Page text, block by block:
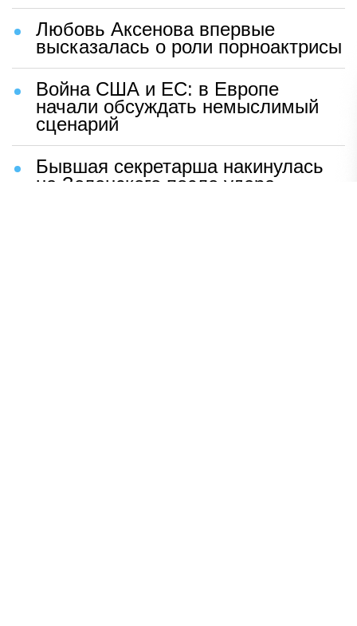
Любовь Аксенова впервые
высказалась о роли порноактрисы
Война США и ЕС: в Европе
начали обсуждать немыслимый
сценарий
Бывшая секретарша накинулась
на Зеленского после удара